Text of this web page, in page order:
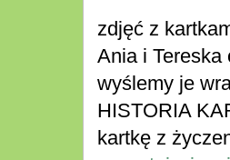
zdjęć z
Ania i
wyślemy je
HISTORIA
kartkę z